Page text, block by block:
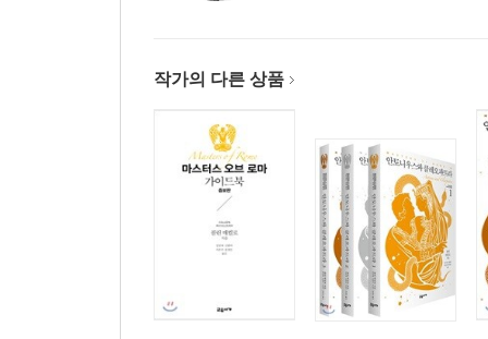
작가의 다른 상품